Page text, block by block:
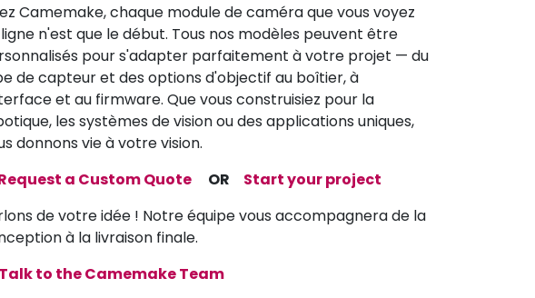
Camemake, chaque module de caméra que vous voyez
n'est que le début. Tous nos modèles peuvent être
pour s'adapter parfaitement à votre projet — du
de capteur et des options d'objectif au boîtier, à
et au firmware. Que vous construisiez pour la
les systèmes de vision ou des applications uniques,
donnons vie à votre vision.
a Custom Quote OR
Start your project
de votre idée ! Notre équipe vous accompagnera de la
à la livraison finale.
Talk to the Camemake Team